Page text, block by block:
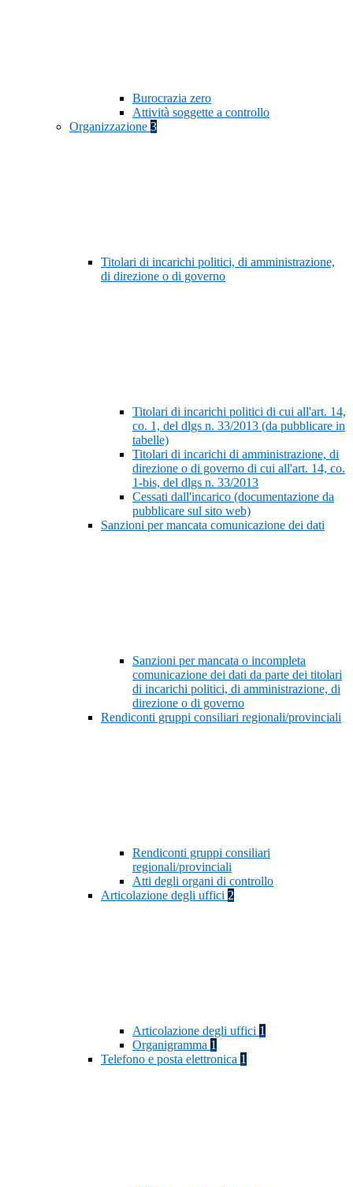
Burocrazia zero
Attività soggette a controllo
Organizzazione 3
Titolari di incarichi politici, di amministrazione,
di direzione o di governo
Titolari di incarichi politici di cui all'art. 14,
co. 1, del dlgs n. 33/2013 (da pubblicare in
tabelle)
Titolari di incarichi di amministrazione, di
direzione o di governo di cui all'art. 14, co.
1-bis, del dlgs n. 33/2013
Cessati dall'incarico (documentazione da
pubblicare sul sito web)
Sanzioni per mancata comunicazione dei dati
Sanzioni per mancata o incompleta
comunicazione dei dati da parte dei titolari
di incarichi politici, di amministrazione, di
direzione o di governo
Rendiconti gruppi consiliari regionali/provinciali
Rendiconti gruppi consiliari
regionali/provinciali
Atti degli organi di controllo
Articolazione degli uffici 2
Articolazione degli uffici 1
Organigramma 1
Telefono e posta elettronica 1